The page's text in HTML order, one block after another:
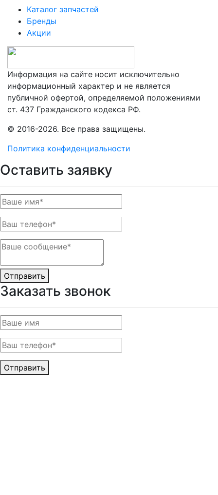
Информация на сайте носит исключительно
информационный характер и не является
публичной офертой, определяемой положениями
ст. 437 Гражданского кодекса РФ.
Каталог запчастей
Бренды
Акции
© 2016-2026. Все права защищены.
Политика конфиденциальности
Оставить заявку
Отправить
Заказать звонок
Отправить